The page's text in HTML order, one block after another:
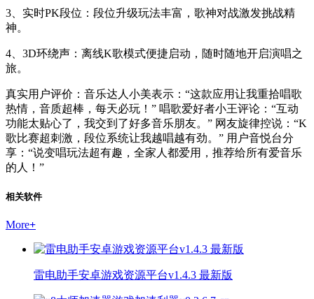
3、实时PK段位：段位升级玩法丰富，歌神对战激发挑战精
神。
4、3D环绕声：离线K歌模式便捷启动，随时随地开启演唱之
旅。
真实用户评价：音乐达人小美表示：“这款应用让我重拾唱歌
热情，音质超棒，每天必玩！” 唱歌爱好者小王评论：“互动
功能太贴心了，我交到了好多音乐朋友。” 网友旋律控说：“K
歌比赛超刺激，段位系统让我越唱越有劲。” 用户音悦台分
享：“说变唱玩法超有趣，全家人都爱用，推荐给所有爱音乐
的人！”
相关软件
More+
雷电助手安卓游戏资源平台v1.4.3 最新版